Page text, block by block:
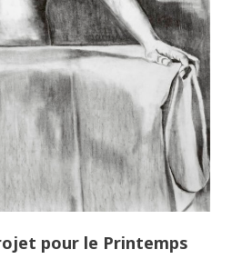
pour le Printemps